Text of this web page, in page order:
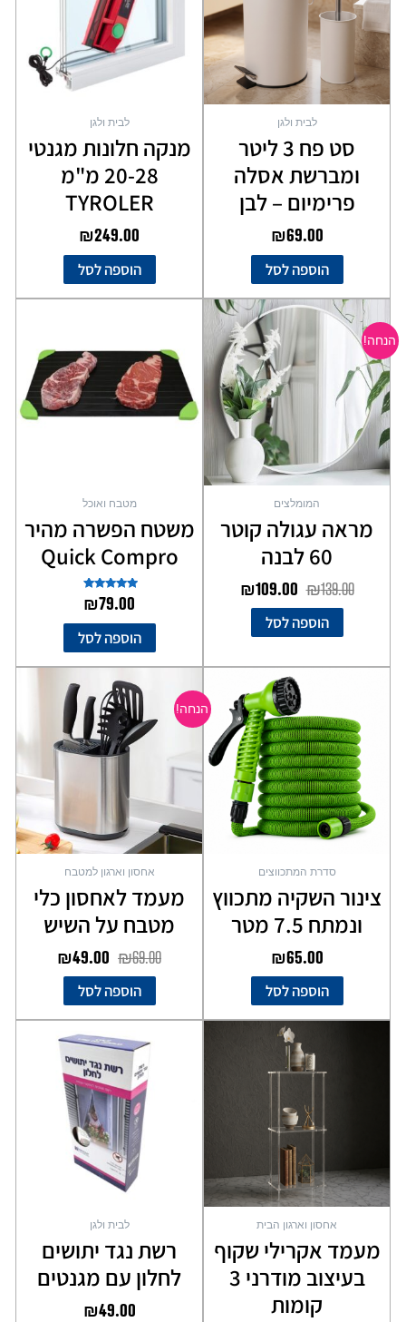
לבית ולגן
סט פח 3 ליטר
ומברשת אסלה
פרימיום – לבן
₪69.00
הוספה לסל
לבית ולגן
מנקה חלונות מגנטי
20-28 מ"מ
TYROLER
₪249.00
הוספה לסל
הנחה!
המומלצים
מראה עגולה קוטר
60 לבנה
₪139.00
המחיר
המקורי
היה:
₪139.00.
₪109.00
המחיר
הנוכחי
הוא:
₪109.00.
הוספה לסל
מטבח ואוכל
משטח הפשרה מהיר
Quick Compro
דורג
5.00
₪79.00
הוספה לסל
סדרת המתכווצים
צינור השקיה מתכווץ
ונמתח 7.5 מטר
₪65.00
הוספה לסל
הנחה!
אחסון וארגון למטבח
מעמד לאחסון כלי
מטבח על השיש
₪69.00
המחיר
המקורי
היה:
₪69.00.
₪49.00
₪49.00.
הוספה לסל
אחסון וארגון הבית
מעמד אקרילי שקוף
בעיצוב מודרני 3
קומות
לבית ולגן
רשת נגד יתושים
לחלון עם מגנטים
₪49.00